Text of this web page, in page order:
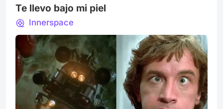
Te llevo bajo mi piel
Innerspace